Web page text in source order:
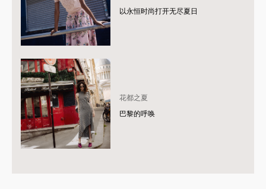
以永恒时尚打开无尽夏日
花都之夏
巴黎的呼唤